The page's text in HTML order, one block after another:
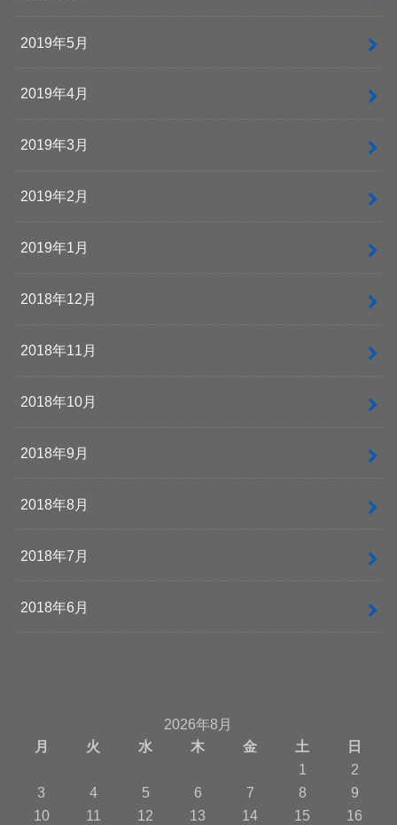
2019年5月
2019年4月
2019年3月
2019年2月
2019年1月
2018年12月
2018年11月
2018年10月
2018年9月
2018年8月
2018年7月
2018年6月
2026年8月
月
火 水 木 金 土
日
1
2
3
4 5 6 7 8
9
10
11 12 13 14 15 16